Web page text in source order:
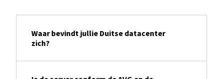
Waar bevindt jullie Duitse datacenter
zich?